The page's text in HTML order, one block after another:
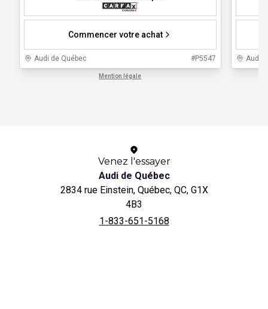
Commencer votre achat
Audi de Québec #P5547
Mention légale
Audi
Venez l'essayer
Audi de Québec
2834 rue Einstein, Québec, QC, G1X
4B3
1-833-651-5168